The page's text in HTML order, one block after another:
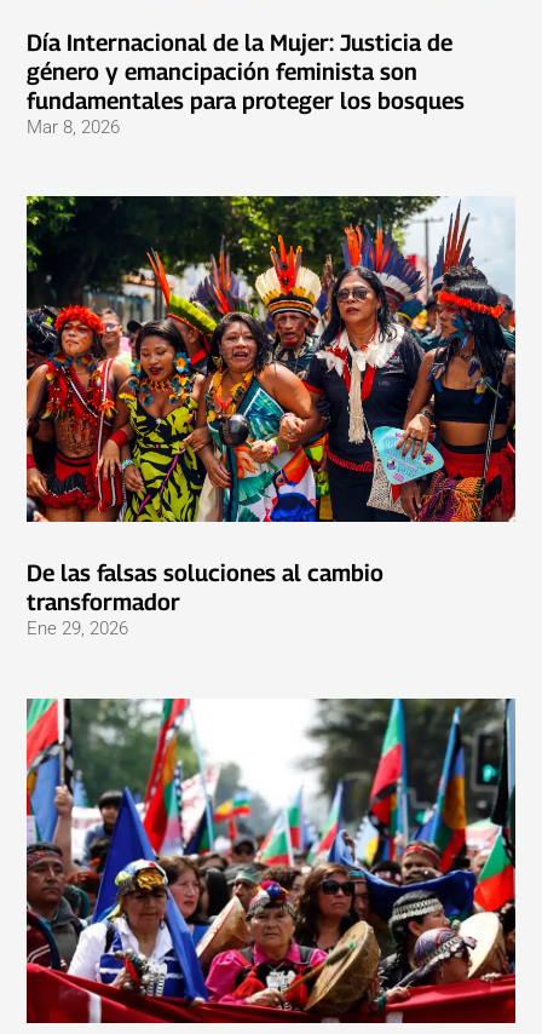
Día Internacional de la Mujer: Justicia de
género y emancipación feminista son
fundamentales para proteger los bosques
Mar 8, 2026
De las falsas soluciones al cambio
transformador
Ene 29, 2026